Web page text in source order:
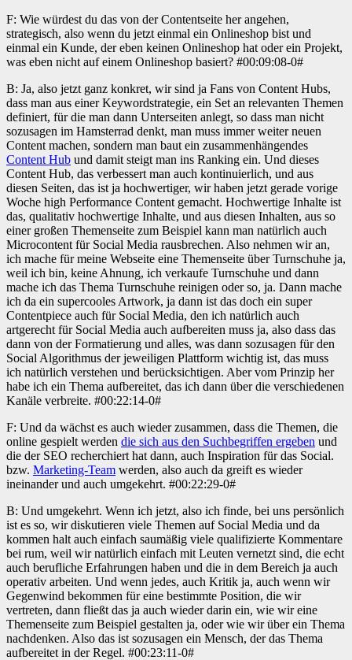
F: Wie würdest du das von der Contentseite her angehen,
strategisch, also wenn du jetzt einmal ein Onlineshop bist und
einmal ein Kunde, der eben keinen Onlineshop hat oder ein Projekt,
was eben nicht auf einem Onlineshop basiert? #00:09:08-0#
B: Ja, also jetzt ganz konkret, wir sind ja Fans von Content Hubs,
dass man aus einer Keywordstrategie, ein Set an relevanten Themen
definiert, für die man dann Unterseiten anlegt, so dass man nicht
sozusagen im Hamsterrad denkt, man muss immer weiter neuen
Content machen, sondern man baut ein zusammenhängendes
Content Hub und damit steigt man ins Ranking ein. Und dieses
Content Hub, das verbessert man auch kontinuierlich, und aus
diesen Seiten, das ist ja hochwertiger, wir haben jetzt gerade vorige
Woche high Performance Content gemacht. Hochwertige Inhalte ist
das, qualitativ hochwertige Inhalte, und aus diesen Inhalten, aus so
einer großen Themenseite zum Beispiel kann man natürlich auch
Microcontent für Social Media rausbrechen. Also nehmen wir an,
ich mache für meine Webseite eine Themenseite über Turnschuhe ja,
weil ich bin, keine Ahnung, ich verkaufe Turnschuhe und dann
mache ich das Thema Turnschuhe reinigen oder so, ja. Dann mache
ich da ein supercooles Artwork, ja dann ist das doch ein super
Contentpiece auch für Social Media, den ich natürlich auch
artgerecht für Social Media auch aufbereiten muss ja, also dass das
dann von der Formatierung und alles, was dann sozusagen für den
Social Algorithmus der jeweiligen Plattform wichtig ist, das muss
ich natürlich verstehen und berücksichtigen. Aber vom Prinzip her
habe ich ein Thema aufbereitet, das ich dann über die verschiedenen
Kanäle verbreite. #00:22:14-0#
F: Und da wächst es auch wieder zusammen, dass die Themen, die
online gespielt werden die sich aus den Suchbegriffen ergeben und
die der SEO recherchiert hat dann, auch Inspiration für das Social.
bzw. Marketing-Team werden, also auch da greift es wieder
ineinander und auch umgekehrt. #00:22:29-0#
B: Und umgekehrt. Wenn ich jetzt, also ich finde, bei uns persönlich
ist es so, wir diskutieren viele Themen auf Social Media und da
kommen halt auch einfach saumäßig viele qualifizierte Kommentare
bei rum, weil wir natürlich einfach mit Leuten vernetzt sind, die echt
auch berufliche Erfahrungen haben und die in dem Bereich ja auch
operativ arbeiten. Und wenn jedes, auch Kritik ja, auch wenn wir
Gegenwind bekommen für eine bestimmte Position, die wir
vertreten, dann fließt das ja auch wieder darin ein, wie wir eine
Themenseite zum Beispiel gestalten ja, oder wie wir über ein Thema
nachdenken. Also das ist sozusagen ein Mensch, der das Thema
aufbereitet in der Regel. #00:23:11-0#